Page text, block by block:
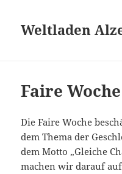
Weltladen
Faire
Die Faire Woche
dem Thema der
dem Motto „Gleiche
machen wir darauf